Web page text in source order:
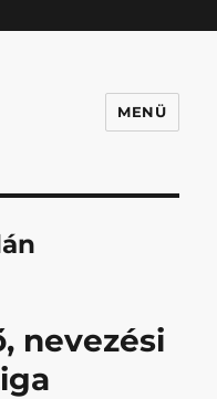
MENÜ
nevezési